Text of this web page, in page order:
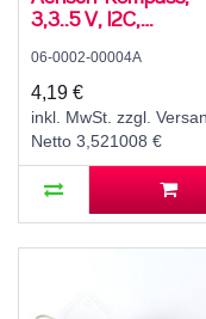
3,3..5 V, I2C,
06-0002-00004A
4,19 €
inkl. MwSt. zzgl.
Netto 3,521008 €